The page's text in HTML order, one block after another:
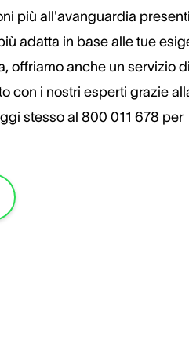
più all'avanguardia
adatta in base alle tue
offriamo anche un servizio
con i nostri esperti grazie
stesso al 800 011 678 per